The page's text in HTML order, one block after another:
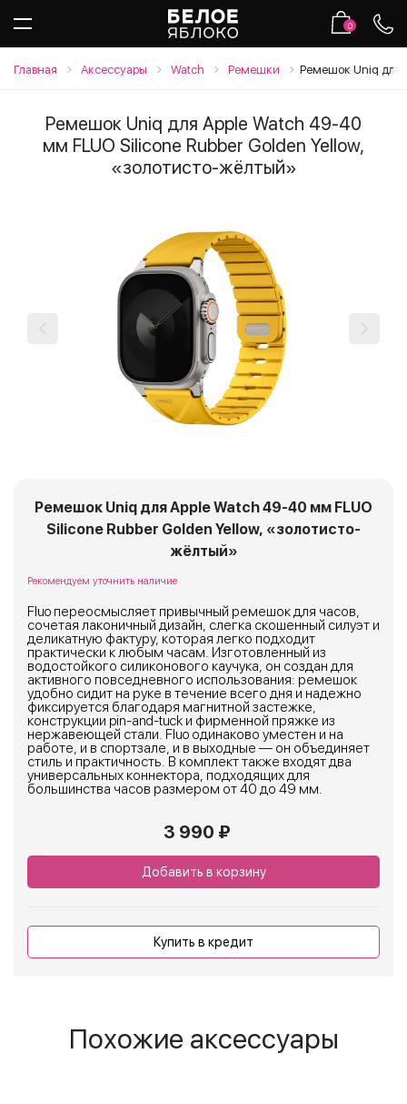
0
Главная Аксессуары Watch Ремешки Ремешок Uniq для
Ремешок Uniq для Apple Watch 49-40
мм FLUO Silicone Rubber Golden Yellow,
«золотисто-жёлтый»
Ремешок Uniq для Apple Watch 49-40 мм FLUO
Silicone Rubber Golden Yellow, «золотисто-
жёлтый»
Рекомендуем уточнить наличие
Fluo переосмысляет привычный ремешок для часов,
сочетая лаконичный дизайн, слегка скошенный силуэт и
деликатную фактуру, которая легко подходит
практически к любым часам. Изготовленный из
водостойкого силиконового каучука, он создан для
активного повседневного использования: ремешок
удобно сидит на руке в течение всего дня и надежно
фиксируется благодаря магнитной застежке,
конструкции pin-and-tuck и фирменной пряжке из
нержавеющей стали. Fluo одинаково уместен и на
работе, и в спортзале, и в выходные — он объединяет
стиль и практичность. В комплект также входят два
универсальных коннектора, подходящих для
большинства часов размером от 40 до 49 мм.
3 990 ₽
Добавить в корзину
Купить в кредит
Похожие аксессуары